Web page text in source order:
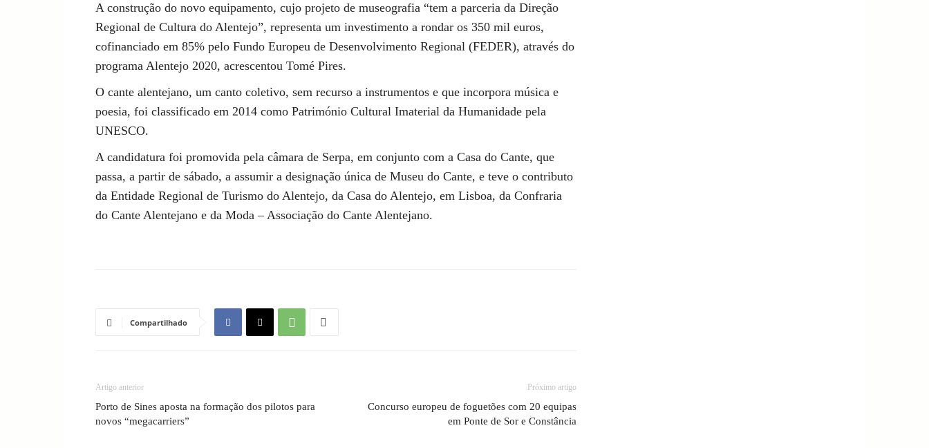
A construção do novo equipamento, cujo projeto de museografia “tem a parceria da Direção
Regional de Cultura do Alentejo”, representa um investimento a rondar os 350 mil euros,
cofinanciado em 85% pelo Fundo Europeu de Desenvolvimento Regional (FEDER), através do
programa Alentejo 2020, acrescentou Tomé Pires.
O cante alentejano, um canto coletivo, sem recurso a instrumentos e que incorpora música e
poesia, foi classificado em 2014 como Património Cultural Imaterial da Humanidade pela
UNESCO.
A candidatura foi promovida pela câmara de Serpa, em conjunto com a Casa do Cante, que
passa, a partir de sábado, a assumir a designação única de Museu do Cante, e teve o contributo
da Entidade Regional de Turismo do Alentejo, da Casa do Alentejo, em Lisboa, da Confraria
do Cante Alentejano e da Moda – Associação do Cante Alentejano.
Compartilhado
Artigo anterior
Porto de Sines aposta na formação dos pilotos para
novos “megacarriers”
Próximo artigo
Concurso europeu de foguetões com 20 equipas
em Ponte de Sor e Constância